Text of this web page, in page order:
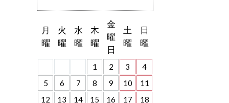
月
曜
火
曜
水
曜
木
曜
金
曜
日
土
曜
日
曜
1 2 3
4
5
6 7 8 9 10
11
12
13 14 15 16 17
18